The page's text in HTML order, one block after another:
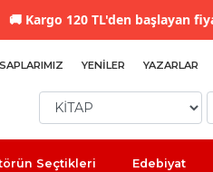
🚚 Kargo 120 TL'den başlayan
YENILER YAZARLAR
Seçtikleri Edebiyat